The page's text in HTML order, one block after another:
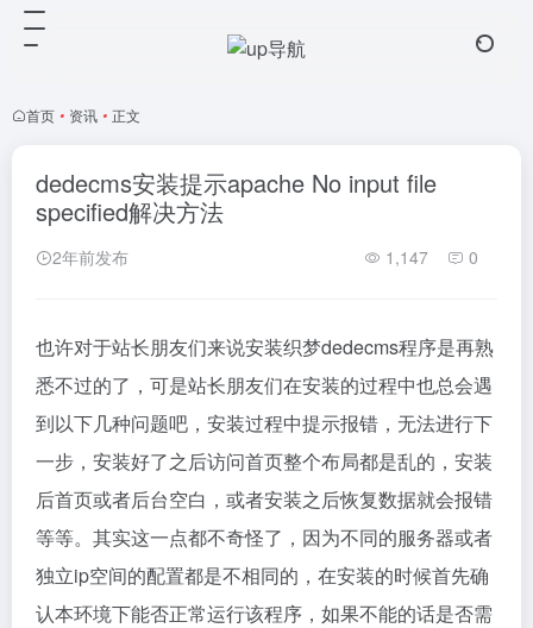
首页 • 资讯 • 正文
dedecms安装提示apache No input file
specified解决方法
2年前发布 1,147 0
也许对于站长朋友们来说安装织梦dedecms程序是再熟
悉不过的了，可是站长朋友们在安装的过程中也总会遇
到以下几种问题吧，安装过程中提示报错，无法进行下
一步，安装好了之后访问首页整个布局都是乱的，安装
后首页或者后台空白，或者安装之后恢复数据就会报错
等等。其实这一点都不奇怪了，因为不同的服务器或者
独立ip空间的配置都是不相同的，在安装的时候首先确
认本环境下能否正常运行该程序，如果不能的话是否需